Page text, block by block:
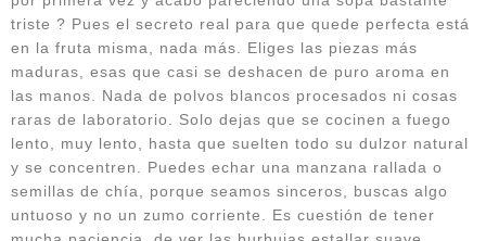
triste ? Pues el secreto real para que quede perfecta está
en la fruta misma, nada más. Eliges las piezas más
maduras, esas que casi se deshacen de puro aroma en
las manos. Nada de polvos blancos procesados ni cosas
raras de laboratorio. Solo dejas que se cocinen a fuego
lento, muy lento, hasta que suelten todo su dulzor natural
y se concentren. Puedes echar una manzana rallada o
semillas de chía, porque seamos sinceros, buscas algo
untuoso y no un zumo corriente. Es cuestión de tener